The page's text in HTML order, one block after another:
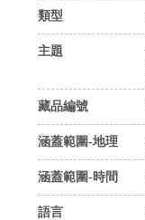
類型
主題
藏品編號
涵蓋範圍-地理
涵蓋範圍-時間
語言